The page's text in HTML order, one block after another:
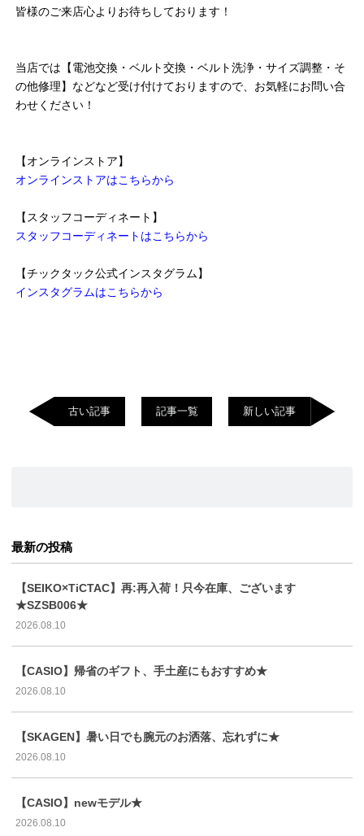
皆様のご来店心よりお待ちしております！
当店では【電池交換・ベルト交換・ベルト洗浄・サイズ調整・そ
の他修理】などなど受け付けておりますので、お気軽にお問い合
わせください！
【オンラインストア】
オンラインストアはこちらから
【スタッフコーディネート】
スタッフコーディネートはこちらから
【チックタック公式インスタグラム】
インスタグラムはこちらから
古い記事 記事一覧 新しい記事
最新の投稿
【SEIKO×TiCTAC】再:再入荷！只今在庫、ございます
★SZSB006★
2026.08.10
【CASIO】帰省のギフト、手土産にもおすすめ★
2026.08.10
【SKAGEN】暑い日でも腕元のお洒落、忘れずに★
2026.08.10
【CASIO】newモデル★
2026.08.10